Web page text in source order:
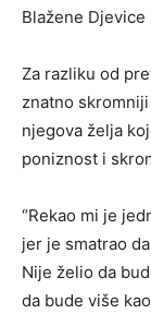
Blažene Djevice
Za razliku od
znatno
njegova želja
poniznost i
“Rekao mi je
jer je smatrao
Nije želio da
da bude više